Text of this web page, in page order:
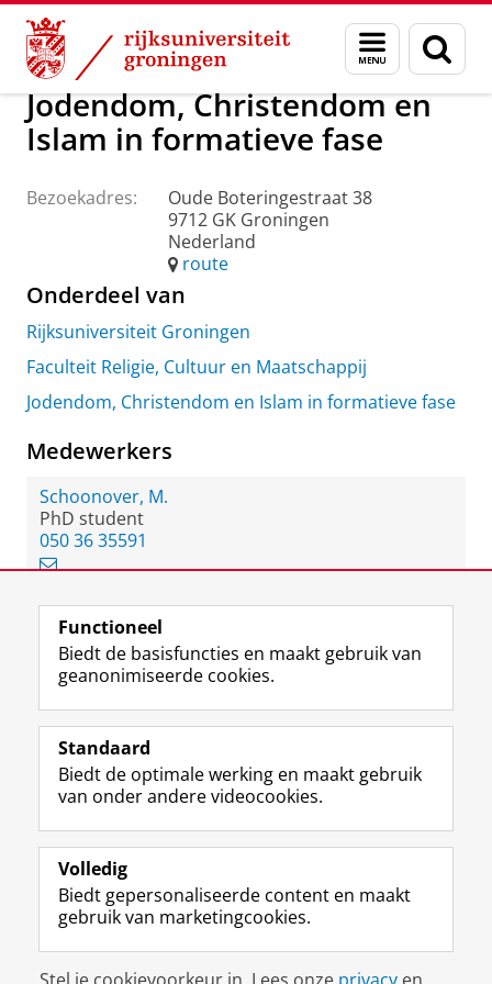
Skip
Content
Skip
Navigation
Menu
en
zoeken
Over ons Praktische zaken Waar vindt u ons
Jodendom, Christendom en
Islam in formatieve fase
Bezoekadres:
Oude Boteringestraat 38
9712 GK Groningen
Nederland
route
Onderdeel van
Rijksuniversiteit Groningen
Faculteit Religie, Cultuur en Maatschappij
Jodendom, Christendom en Islam in formatieve fase
Medewerkers
Schoonover, M.
PhD student
050 36 35591
View this page in:English
Volg de RUG
F
a
e
b
o
p
a
i
n
L
i
k
e
I
-
p
g
i
R
S
-
f
e
R
k
s
I
n
t
r
m
c
c
Y
o
T
e
k
a
a
Studiekiezers
Alumni
Over ons
Disclaimer & Copyright
Functioneel
Biedt de basisfuncties en maakt gebruik van
geanonimiseerde cookies.
Standaard
Biedt de optimale werking en maakt gebruik
van onder andere videocookies.
Volledig
Biedt gepersonaliseerde content en maakt
gebruik van marketingcookies.